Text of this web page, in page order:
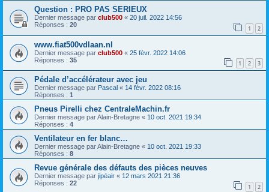
Question : PRO PAS SERIEUX
Dernier message par club500 « 20 juil. 2022 14:56
Réponses : 20 1 2
www.fiat500vdlaan.nl
Dernier message par club500 « 25 févr. 2022 14:06
Réponses : 35 1 2 3
Pédale d’accélérateur avec jeu
Dernier message par Pascal « 14 févr. 2022 08:16
Réponses : 1
Pneus Pirelli chez CentraleMachin.fr
Dernier message parAlain-Bretagne « 10 oct. 2021 19:34
Réponses : 4
Ventilateur en fer blanc…
Dernier message parAlain-Bretagne « 10 oct. 2021 19:33
Réponses : 8
Revue générale des défauts des pièces neuves
Dernier message par jipéair « 12 mars 2021 21:36
Réponses : 22 1 2